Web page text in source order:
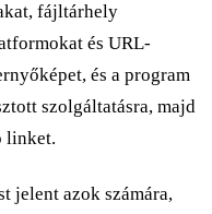
fájltárhely
és URL-
és a program
szolgáltatásra, majd
linket.
jelent azok számára,